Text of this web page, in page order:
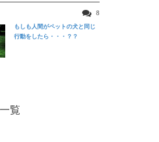
8
もしも人間がペットの犬と同じ
行動をしたら・・・？？
覧